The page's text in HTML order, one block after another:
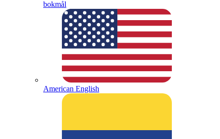
bokmål
American English